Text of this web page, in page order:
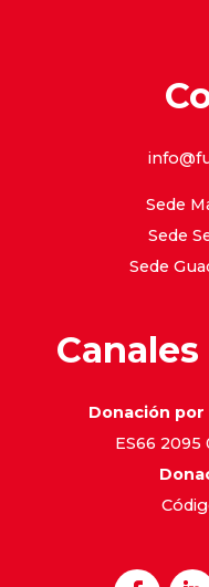
Sede
Sede
Sede
Donación
ES66 2095